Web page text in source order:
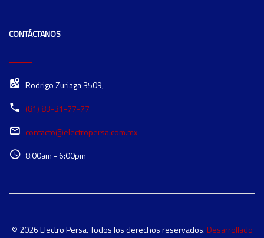
CONTÁCTANOS
Rodrigo Zuriaga 3509,
(81) 83-31-77-77
contacto@electropersa.com.mx
8:00am - 6:00pm
© 2026 Electro Persa. Todos los derechos reservados. Desarrollado